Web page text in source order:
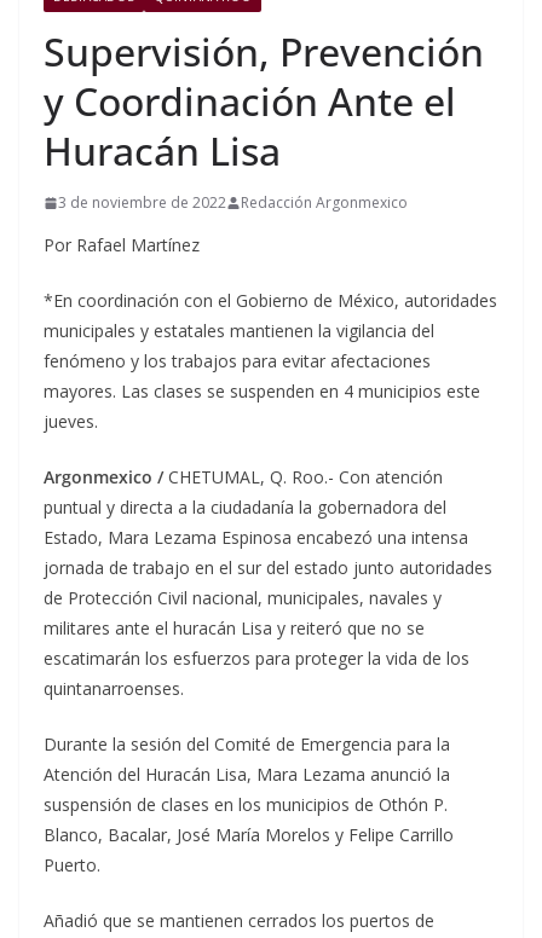
Supervisión, Prevención
y Coordinación Ante el
Huracán Lisa
3 de noviembre de 2022 Redacción Argonmexico
Por Rafael Martínez
*En coordinación con el Gobierno de México, autoridades
municipales y estatales mantienen la vigilancia del
fenómeno y los trabajos para evitar afectaciones
mayores. Las clases se suspenden en 4 municipios este
jueves.
Argonmexico /CHETUMAL, Q. Roo.- Con atención
puntual y directa a la ciudadanía la gobernadora del
Estado, Mara Lezama Espinosa encabezó una intensa
jornada de trabajo en el sur del estado junto autoridades
de Protección Civil nacional, municipales, navales y
militares ante el huracán Lisa y reiteró que no se
escatimarán los esfuerzos para proteger la vida de los
quintanarroenses.
Durante la sesión del Comité de Emergencia para la
Atención del Huracán Lisa, Mara Lezama anunció la
suspensión de clases en los municipios de Othón P.
Blanco, Bacalar, José María Morelos y Felipe Carrillo
Puerto.
Añadió que se mantienen cerrados los puertos de